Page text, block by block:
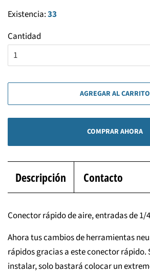
Existencia:33
Cantidad
AGREGAR AL CARRITO
COMPRAR AHORA
Descripción Contacto
Conector rápido de aire, entradas de 1/
Ahora tus cambios de herramientas
rápidos gracias a este conector rápido.
instalar, solo bastará colocar un